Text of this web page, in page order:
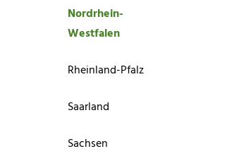
Nordrhein-
Westfalen
Rheinland-Pfalz
Saarland
Sachsen